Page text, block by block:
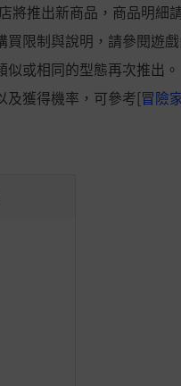
將推出新商品，商品明細
限制與說明，請參閱遊
或相同的型態再次推出。
獲得機率，可參考[冒險